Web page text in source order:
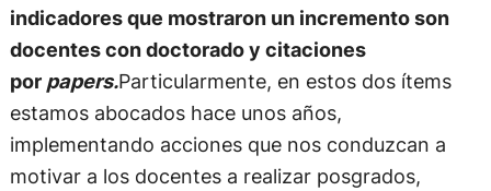
indicadores que mostraron un incremento son
docentes con doctorado y citaciones
por papers.Particularmente, en estos dos ítems
estamos abocados hace unos años,
implementando acciones que nos conduzcan a
motivar a los docentes a realizar posgrados,